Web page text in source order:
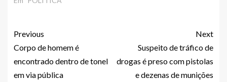
Previous
Corpo de homem é
encontrado dentro de tonel
em via pública
Next
Suspeito de tráfico de
drogas é preso com pistolas
e dezenas de munições